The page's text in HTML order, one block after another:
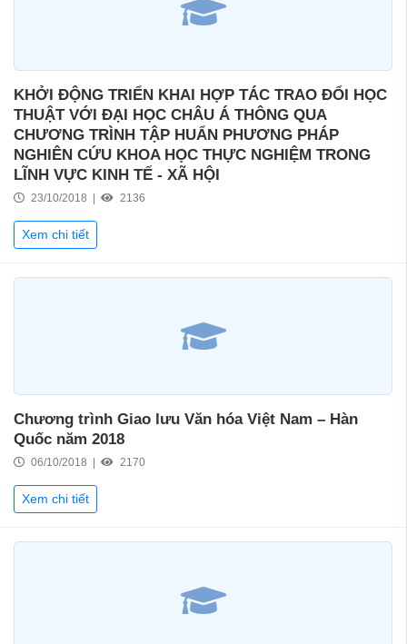
KHỞI ĐỘNG TRIỂN KHAI HỢP TÁC TRAO ĐỔI HỌC
THUẬT VỚI ĐẠI HỌC CHÂU Á THÔNG QUA
CHƯƠNG TRÌNH TẬP HUẨN PHƯƠNG PHÁP
NGHIÊN CỨU KHOA HỌC THỰC NGHIỆM TRONG
LĨNH VỰC KINH TẾ - XÃ HỘI
23/10/2018 | 2136
Xem chi tiết
Chương trình Giao lưu Văn hóa Việt Nam – Hàn
Quốc năm 2018
06/10/2018 | 2170
Xem chi tiết